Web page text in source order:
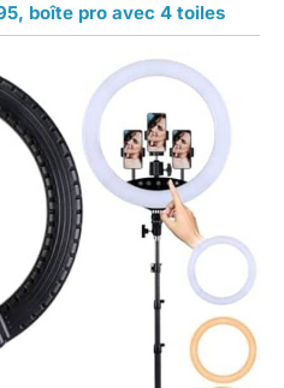
boîte pro avec 4 toiles